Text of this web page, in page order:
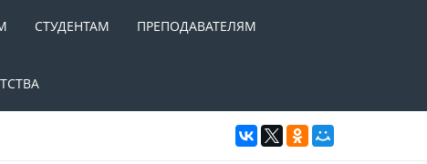
СТУДЕНТАМ ПРЕПОДАВАТЕЛЯМ